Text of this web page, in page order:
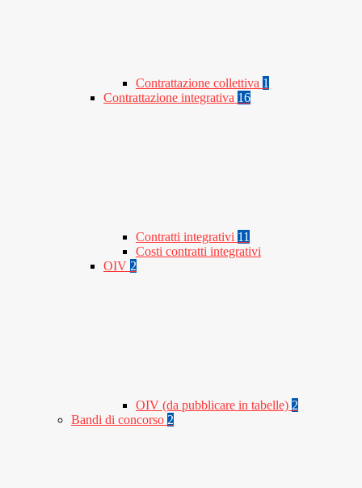
Contrattazione collettiva 1
Contrattazione integrativa 16
Contratti integrativi 11
Costi contratti integrativi
OIV 2
OIV (da pubblicare in tabelle) 2
Bandi di concorso 2